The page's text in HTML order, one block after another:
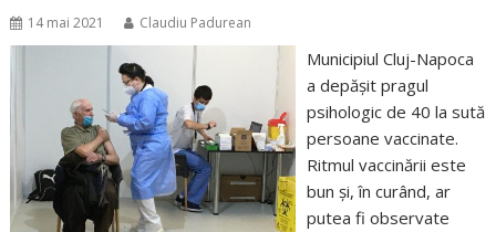
14 mai 2021 Claudiu Padurean
Municipiul Cluj-Napoca
a depășit pragul
psihologic de 40 la sută
persoane vaccinate.
Ritmul vaccinării este
bun și, în curând, ar
putea fi observate